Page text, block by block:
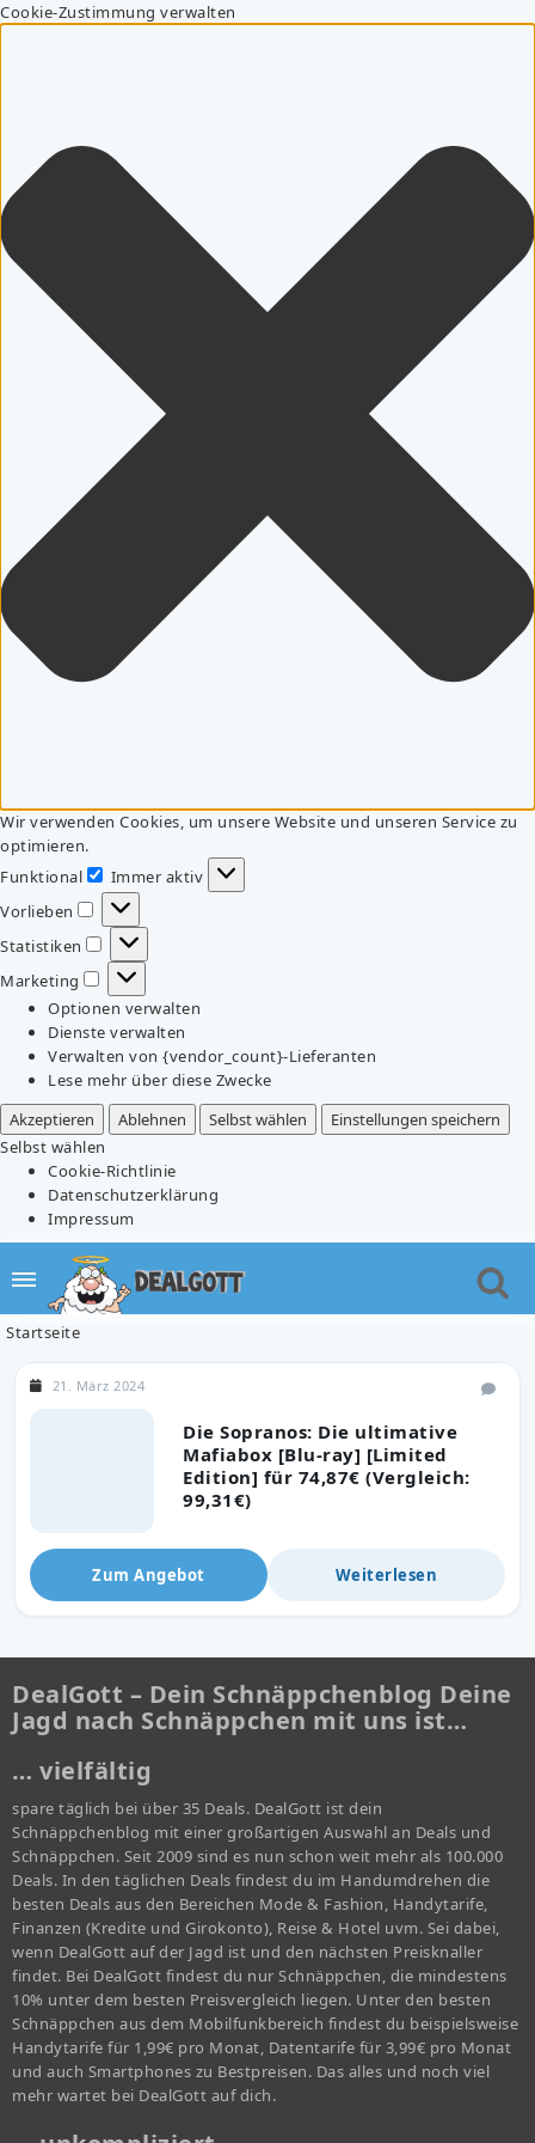
Cookie-Zustimmung verwalten
Wir verwenden Cookies, um unsere Website und unseren Service zu
optimieren.
Funktional
Funktional
Immer aktiv
Vorlieben
Vorlieben
Statistiken
Statistiken
Marketing
Marketing
Optionen verwalten
Dienste verwalten
Verwalten von {vendor_count}-Lieferanten
Lese mehr über diese Zwecke
Akzeptieren
Ablehnen Selbst wählen
Einstellungen speichern
Selbst wählen
Cookie-Richtlinie
Datenschutzerklärung
Impressum
Startseite
Die Sopranos: Die ultimative
Mafiabox [Blu-ray] [Limited
Edition] für 74,87€ (Vergleich:
99,31€)
21. März 2024
Zum Angebot Weiterlesen
DealGott – Dein Schnäppchenblog Deine
Jagd nach Schnäppchen mit uns ist…
… vielfältig
spare täglich bei über 35 Deals. DealGott ist dein
Schnäppchenblog mit einer großartigen Auswahl an Deals und
Schnäppchen. Seit 2009 sind es nun schon weit mehr als 100.000
Deals. In den täglichen Deals findest du im Handumdrehen die
besten Deals aus den Bereichen Mode & Fashion, Handytarife,
Finanzen (Kredite und Girokonto), Reise & Hotel uvm. Sei dabei,
wenn DealGott auf der Jagd ist und den nächsten Preisknaller
findet. Bei DealGott findest du nur Schnäppchen, die mindestens
10% unter dem besten Preisvergleich liegen. Unter den besten
Schnäppchen aus dem Mobilfunkbereich findest du beispielsweise
Handytarife für 1,99€ pro Monat, Datentarife für 3,99€ pro Monat
und auch Smartphones zu Bestpreisen. Das alles und noch viel
mehr wartet bei DealGott auf dich.